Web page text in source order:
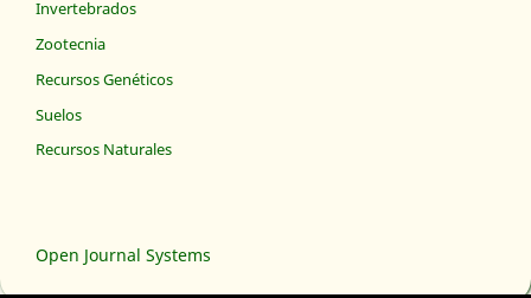
Invertebrados
Zootecnia
Recursos Genéticos
Suelos
Recursos Naturales
Open Journal Systems